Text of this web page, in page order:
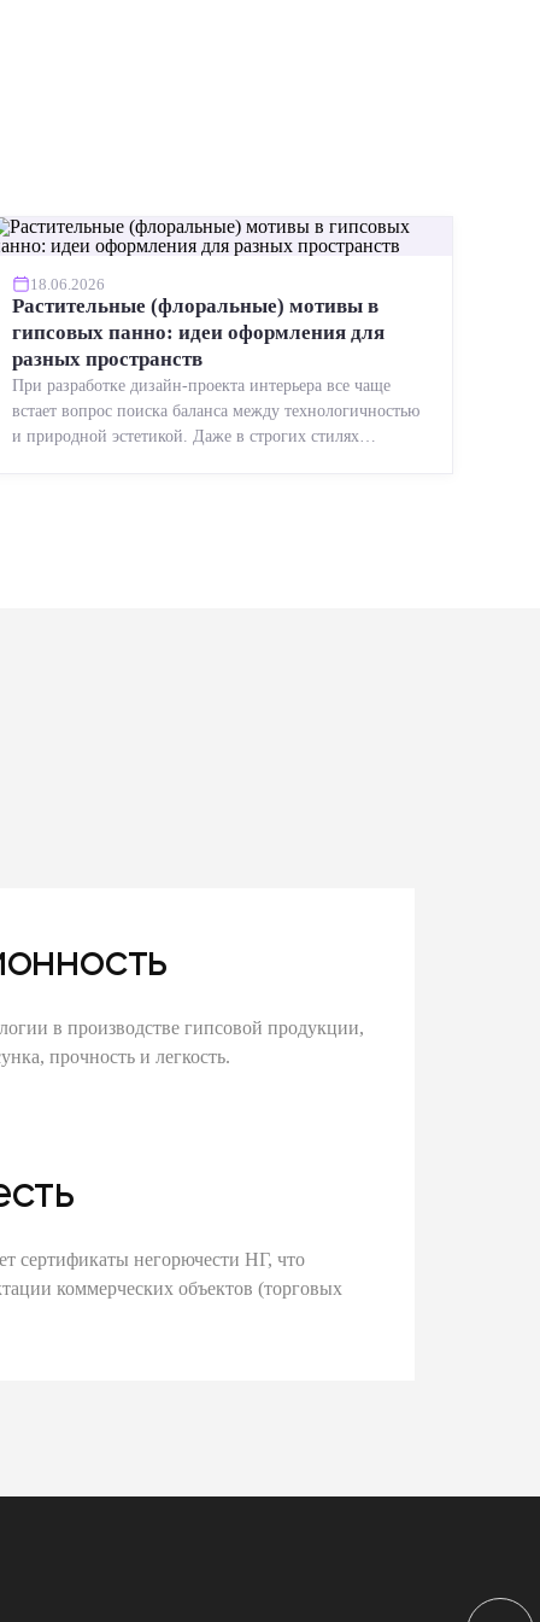
18.06.2026
Растительные (флоральные) мотивы в
гипсовых панно: идеи оформления для
разных пространств
При разработке дизайн-проекта интерьера все чаще
встает вопрос поиска баланса между технологичностью
и природной эстетикой. Даже в строгих стилях
в производстве гипсовой продукции,
прочность и легкость.
сертификаты негорючести НГ, что
коммерческих объектов (торговых